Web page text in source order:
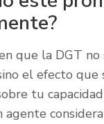
que la DGT no
el efecto que
tu
agente